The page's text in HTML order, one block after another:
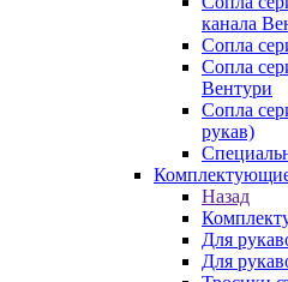
канала
Сопла
Сопла
Вентури
Сопла
рукав)
Назад
Для
Для